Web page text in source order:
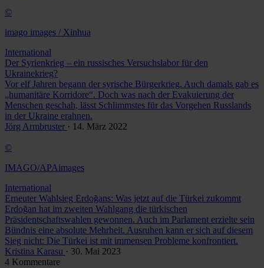
©
imago images / Xinhua
International
Der Syrienkrieg – ein russisches Versuchslabor für den
Ukrainekrieg?
Vor elf Jahren begann der syrische Bürgerkrieg. Auch damals gab es
„humanitäre Korridore“. Doch was nach der Evakuierung der
Menschen geschah, lässt Schlimmstes für das Vorgehen Russlands
in der Ukraine erahnen.
Jörg Armbruster · 14. März 2022
©
IMAGO/APAimages
International
Erneuter Wahlsieg Erdoğans: Was jetzt auf die Türkei zukommt
Erdoğan hat im zweiten Wahlgang die türkischen
Präsidentschaftswahlen gewonnen. Auch im Parlament erzielte sein
Bündnis eine absolute Mehrheit. Ausruhen kann er sich auf diesem
Sieg nicht: Die Türkei ist mit immensen Probleme konfrontiert.
Kristina Karasu · 30. Mai 2023
4 Kommentare